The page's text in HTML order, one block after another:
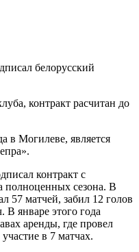
белорусский
контракт расчитан до
в Могилеве, является
контракт с
полноценных сезона. В
57 матчей, забил 12 голов
В январе этого года
аренды, где провел
в 7 матчах.